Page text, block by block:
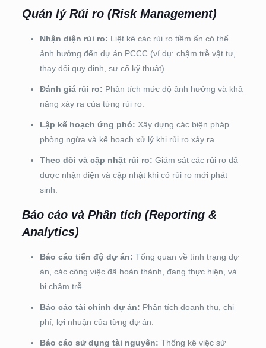
Quản lý Rủi ro (Risk Management)
Nhận diện rủi ro: Liệt kê các rủi ro tiềm ẩn có thể
ảnh hưởng đến dự án PCCC (ví dụ: chậm trễ vật tư,
thay đổi quy định, sự cố kỹ thuật).
Đánh giá rủi ro: Phân tích mức độ ảnh hưởng và khả
năng xảy ra của từng rủi ro.
Lập kế hoạch ứng phó: Xây dựng các biện pháp
phòng ngừa và kế hoạch xử lý khi rủi ro xảy ra.
Theo dõi và cập nhật rủi ro: Giám sát các rủi ro đã
được nhận diện và cập nhật khi có rủi ro mới phát
sinh.
Báo cáo và Phân tích (Reporting &
Analytics)
Báo cáo tiến độ dự án: Tổng quan về tình trạng dự
án, các công việc đã hoàn thành, đang thực hiện, và
bị chậm trễ.
Báo cáo tài chính dự án: Phân tích doanh thu, chi
phí, lợi nhuận của từng dự án.
Báo cáo sử dụng tài nguyên: Thống kê việc sử